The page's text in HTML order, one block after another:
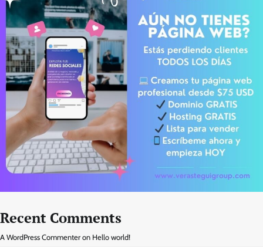
Recent Comments
A WordPress Commenter on Hello world!